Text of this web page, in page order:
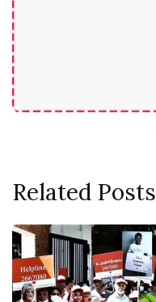
Related Posts